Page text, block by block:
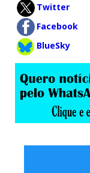
Twitter
Facebook
BlueSky